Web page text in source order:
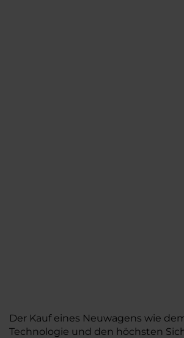
Der Kauf eines Neuwagens wie
Technologie und den höchsten